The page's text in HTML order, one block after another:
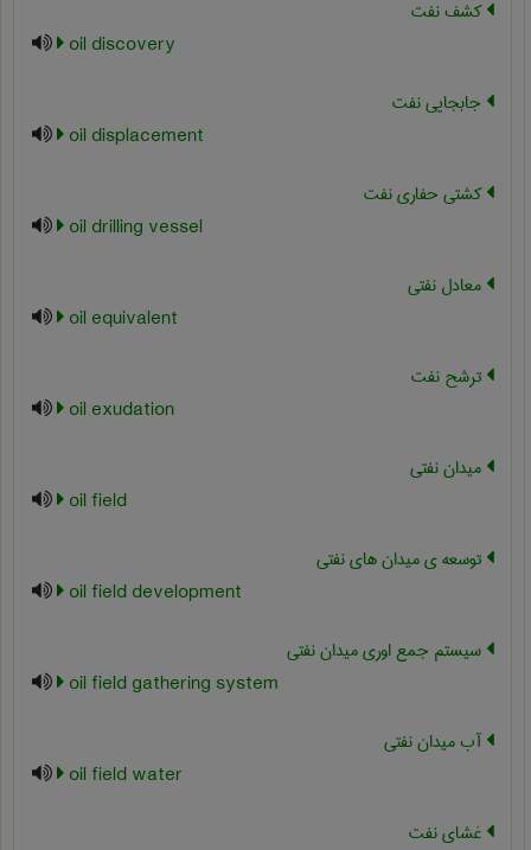
کشف نفت
oil discovery
جابجایی نفت
oil displacement
کشتی حفاری نفت
oil drilling vessel
معادل نفتی
oil equivalent
ترشح نفت
oil exudation
میدان نفتی
oil field
توسعه ی میدان های نفتی
oil field development
سیستم جمع اوری میدان نفتی
oil field gathering system
آب میدان نفتی
oil field water
غشای نفت